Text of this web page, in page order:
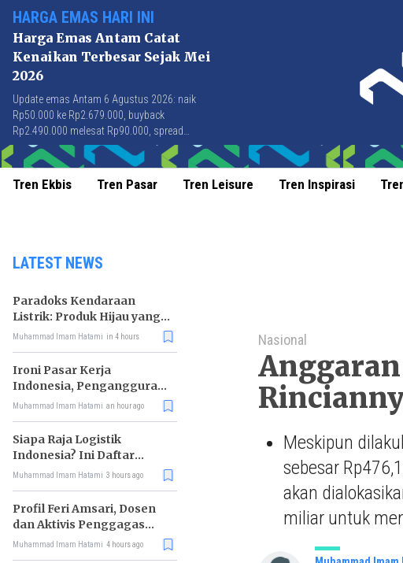
HARGA EMAS HARI INI
Harga Emas Antam Catat
Kenaikan Terbesar Sejak Mei
2026
Update emas Antam 6 Agustus 2026: naik
Rp50.000 ke Rp2.679.000, buyback
Rp2.490.000 melesat Rp90.000, spread
Rp189.000 tersempit sejak awal April 2026.
Tren Ekbis Tren Pasar Tren Leisure Tren Inspirasi
LATEST NEWS
Paradoks Kendaraan
Listrik: Produk Hijau yang
Ancam Hutan Tropis
Muhammad Imam Hatami in 4 hours
Ironi Pasar Kerja
Indonesia, Pengangguran
Didominasi Lulusan SMK
Muhammad Imam Hatami an hour ago
Siapa Raja Logistik
Indonesia? Ini Daftar
Pemimpin Pasarnya
Muhammad Imam Hatami 3 hours ago
Profil Feri Amsari, Dosen
dan Aktivis Penggagas
Kabinet Bayangan
Muhammad Imam Hatami 4 hours ago
Nasional
Meskipun
sebesar
akan
miliar untuk